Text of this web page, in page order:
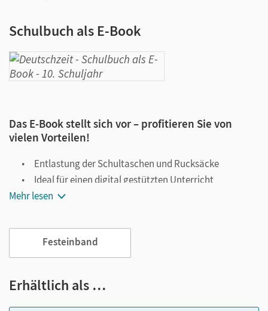
Schulbuch als E-Book
Das E-Book stellt sich vor – profitieren Sie von
vielen Vorteilen!
Entlastung der Schultaschen und Rucksäcke
Ideal für einen digital gestützten Unterricht
Notiz- und Markierungsmöglichkeit
Viele digitale Funktionen unterstützen das Lehren und
Lernen:
Notizen erstellen
Mehr lesen
Festeinband
Erhältlich als …